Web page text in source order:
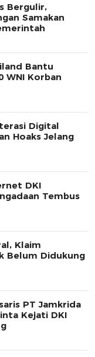
Bergulir,
Samakan
Bantu
WNI Korban
Digital
Hoaks Jelang
DKI
Tembus
Klaim
Belum Didukung
PT Jamkrida
Kejati DKI